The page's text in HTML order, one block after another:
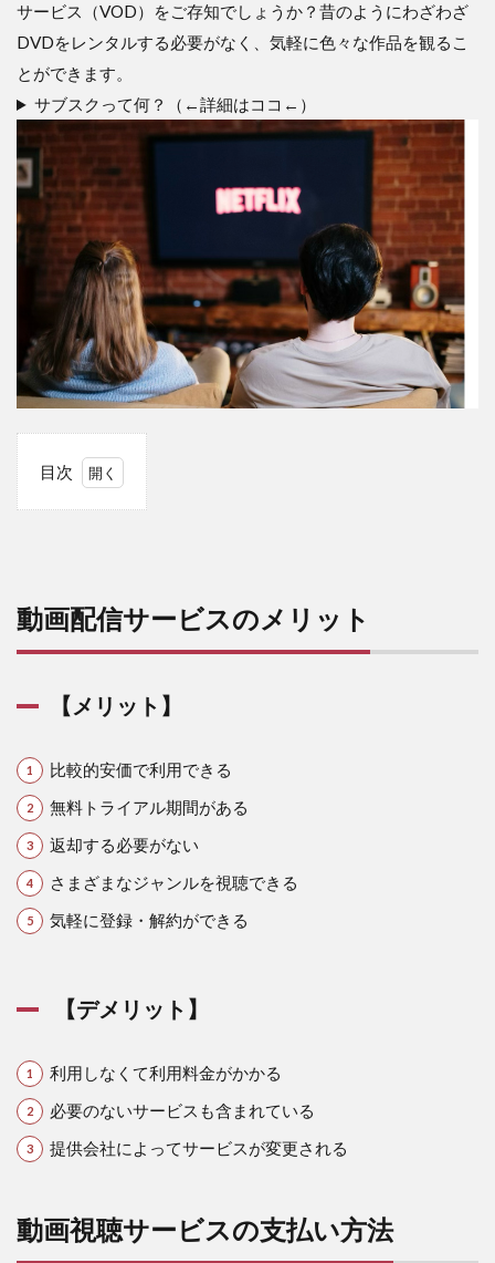
サービス（VOD）をご存知でしょうか？昔のようにわざわざ
DVDをレンタルする必要がなく、気軽に色々な作品を観るこ
とができます。
サブスクって何？（←詳細はココ←）
目次
サ
ー
ビ
メ
ッ
ト
1.1
【メ
リッ
ト】
1.2
ト】
動
画
視
サ
の
動画配信サービスのメリット
【メリット】
比較的安価で利用できる
無料トライアル期間がある
返却する必要がない
さまざまなジャンルを視聴できる
気軽に登録・解約ができる
【デメリット】
利用しなくて利用料金がかかる
必要のないサービスも含まれている
提供会社によってサービスが変更される
動画視聴サービスの支払い方法